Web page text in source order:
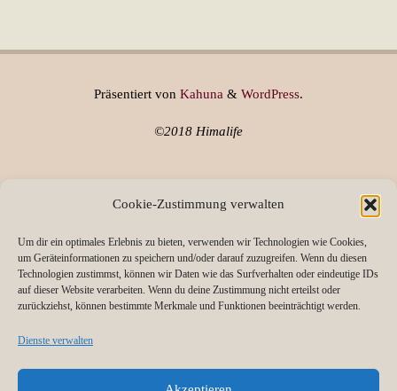
Cookie-Zustimmung verwalten
Um dir ein optimales Erlebnis zu bieten, verwenden wir Technologien wie Cookies,
um Geräteinformationen zu speichern und/oder darauf zuzugreifen. Wenn du diesen
Technologien zustimmst, können wir Daten wie das Surfverhalten oder eindeutige IDs
auf dieser Website verarbeiten. Wenn du deine Zustimmung nicht erteilst oder
zurückziehst, können bestimmte Merkmale und Funktionen beeinträchtigt werden.
Dienste verwalten
Präsentiert von Kahuna & WordPress.
©2018 Himalife
Über Himalife
Versandkosten & Lieferung
AGB
Datenschutz